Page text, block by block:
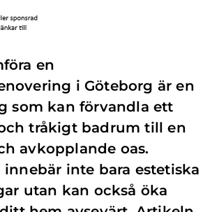
en
i Göteborg är en
som kan förvandla ett
tråkigt badrum till en
avkopplande oas.
innebär inte bara estetiska
utan kan också öka